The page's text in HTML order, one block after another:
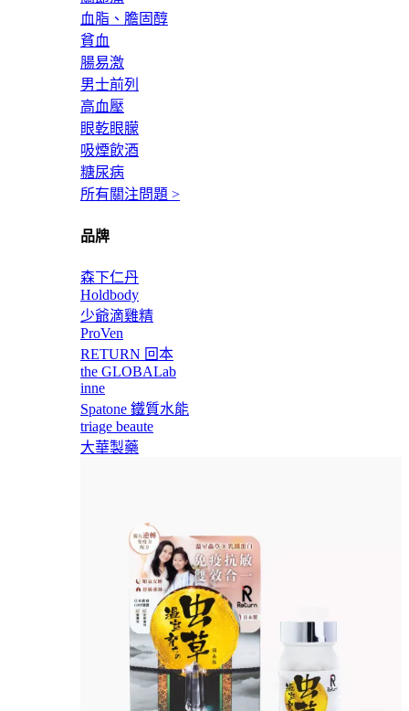
血脂、膽固醇
貧血
腸易激
男士前列
高血壓
眼乾眼朦
吸煙飲酒
糖尿病
所有關注問題 >
品牌
森下仁丹
Holdbody
少爺滴雞精
ProVen
RETURN 回本
the GLOBALab
inne
Spatone 鐵質水能
triage beaute
大華製藥